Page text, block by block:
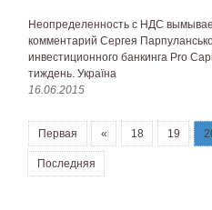
Неопределенность с НДС
комментарий Сергея
инвестиционного банкинга Pro
тиждень. Україна
16.06.2015
Первая « 18 19
Последняя